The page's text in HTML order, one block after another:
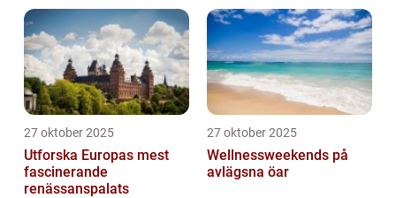
27 oktober 2025
Utforska Europas mest
fascinerande
renässanspalats
27 oktober 2025
Wellnessweekends på
avlägsna öar